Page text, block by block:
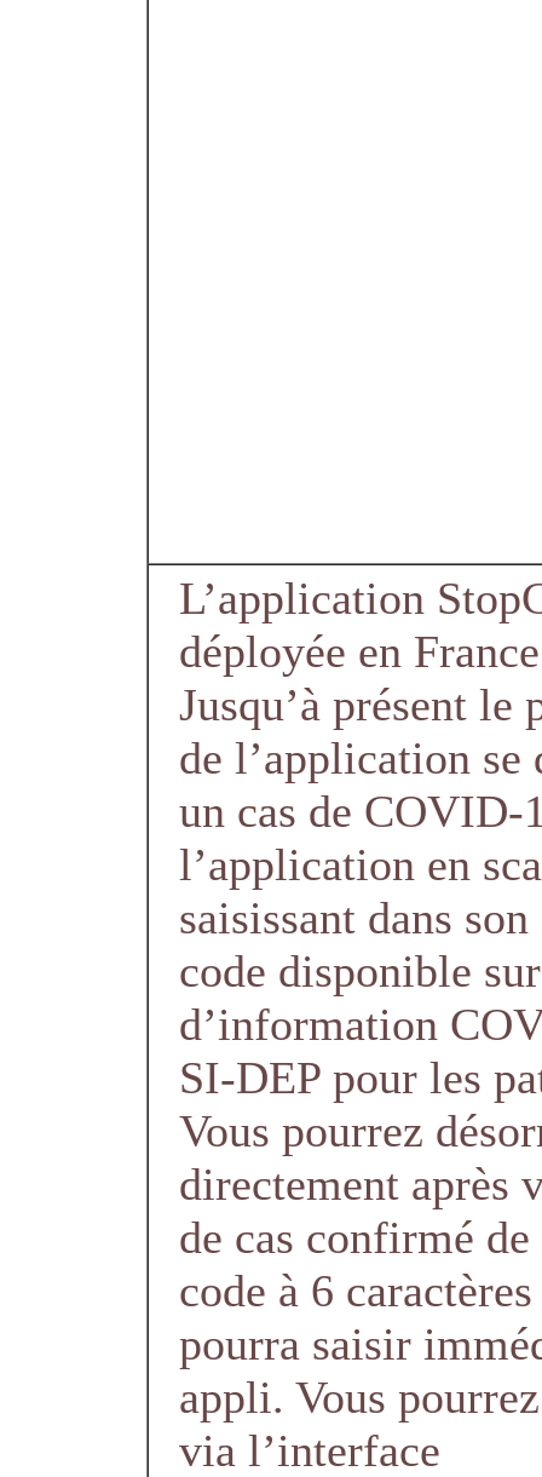
L’application
déployée en
Jusqu’à présent
de l’application se
un cas de COVID-
l’application en
saisissant dans
code disponible
d’information
SI-DEP pour les
Vous pourrez
directement après
de cas confirmé
code à 6
pourra saisir
appli. Vous
via l’interface